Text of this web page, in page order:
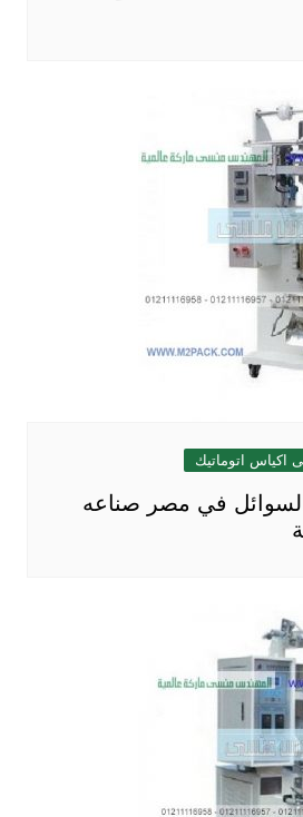
اكياس اتوماتيك
في مصر صناعه